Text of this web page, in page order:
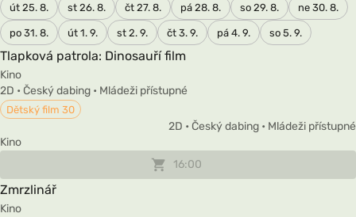
út 25. 8. st 26. 8. čt 27. 8. pá 28. 8. so 29. 8. ne 30. 8.
po 31. 8. út 1. 9. st 2. 9. čt 3. 9. pá 4. 9. so 5. 9.
Tlapková patrola: Dinosauří film
Kino
2D • Český dabing • Mládeži přístupné
Dětský film 30
2D • Český dabing • Mládeži přístupné
Kino
16:00
Zmrzlinář
Kino